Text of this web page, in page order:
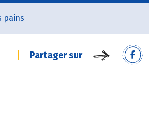
pains
Partager sur